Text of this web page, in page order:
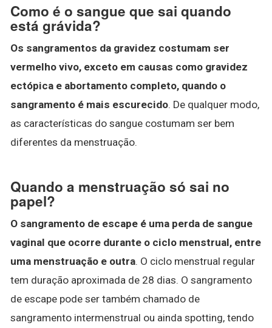
Como é o sangue que sai quando
está grávida?
Os sangramentos da gravidez costumam ser
vermelho vivo, exceto em causas como gravidez
ectópica e abortamento completo, quando o
sangramento é mais escurecido. De qualquer modo,
as características do sangue costumam ser bem
diferentes da menstruação.
Quando a menstruação só sai no
papel?
O sangramento de escape é uma perda de sangue
vaginal que ocorre durante o ciclo menstrual, entre
uma menstruação e outra. O ciclo menstrual regular
tem duração aproximada de 28 dias. O sangramento
de escape pode ser também chamado de
sangramento intermenstrual ou ainda spotting, tendo